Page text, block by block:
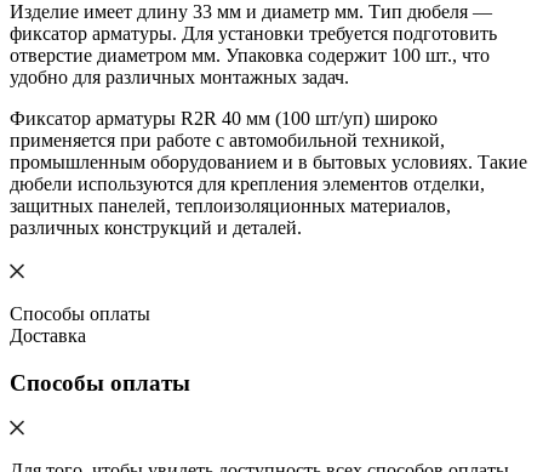
Изделие имеет длину 33 мм и диаметр мм. Тип дюбеля —
фиксатор арматуры. Для установки требуется подготовить
отверстие диаметром мм. Упаковка содержит 100 шт., что
удобно для различных монтажных задач.
Фиксатор арматуры R2R 40 мм (100 шт/уп) широко
применяется при работе с автомобильной техникой,
промышленным оборудованием и в бытовых условиях. Такие
дюбели используются для крепления элементов отделки,
защитных панелей, теплоизоляционных материалов,
различных конструкций и деталей.
Способы оплаты
Доставка
Способы оплаты